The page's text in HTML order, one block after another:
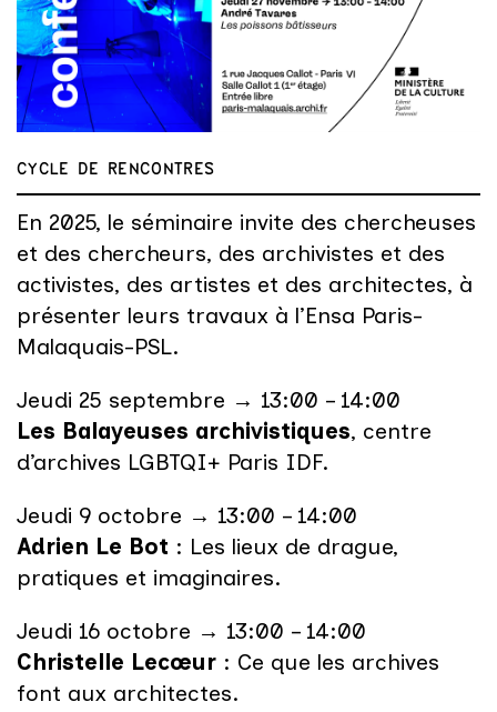
CYCLE DE RENCONTRES
En 2025, le séminaire invite des chercheuses
et des chercheurs, des archivistes et des
activistes, des artistes et des architectes, à
présenter leurs travaux à l’Ensa Paris-
Malaquais-PSL.
Jeudi 25 septembre → 13:00 – 14:00
Les Balayeuses archivistiques, centre
d’archives LGBTQI+ Paris IDF.
Jeudi 9 octobre → 13:00 – 14:00
Adrien Le Bot : Les lieux de drague,
pratiques et imaginaires.
Jeudi 16 octobre → 13:00 – 14:00
Christelle Lecœur : Ce que les archives
font aux architectes.